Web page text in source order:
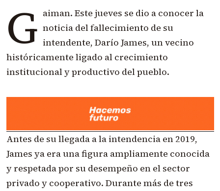
G aiman. Este jueves se dio a conocer la
noticia del fallecimiento de su
intendente, Darío James, un vecino
históricamente ligado al crecimiento
institucional y productivo del pueblo.
Antes de su llegada a la intendencia en 2019,
James ya era una figura ampliamente conocida
y respetada por su desempeño en el sector
privado y cooperativo. Durante más de tres